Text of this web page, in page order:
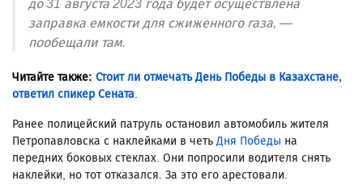
до 31 августа 2023 года будет осуществлена
заправка емкости для сжиженного газа, —
пообещали там.
Читайте также: Стоит ли отмечать День Победы в Казахстане,
ответил спикер Сената.
Ранее полицейский патруль остановил автомобиль жителя
Петропавловска с наклейками в четьДня Победы на
передних боковых стеклах. Они попросили водителя снять
наклейки, но тот отказался. За это его арестовали.